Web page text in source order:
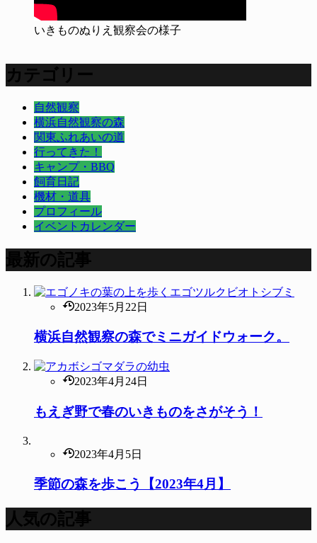
いきものぬりえ観察会の様子
カテゴリー
自然観察
横浜自然観察の森
関東ふれあいの道
行ってきた！
キャンプ・BBQ
飼育日記
機材・道具
プロフィール
イベントカレンダー
最新の記事
2023年5月22日
横浜自然観察の森でミニガイドウォーク。
2023年4月24日
もえぎ野で春のいきものをさがそう！
2023年4月5日
季節の森を歩こう【2023年4月】
人気の記事